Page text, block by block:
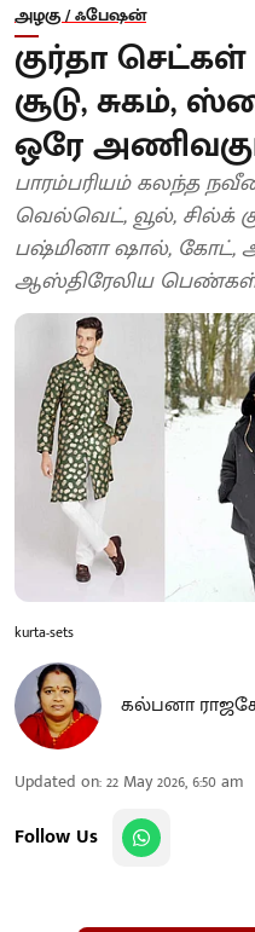
அழகு / ஃபேஷன்
குர்தா செட்கள்
சூடு, சுகம்,
ஒரே
பாரம்பரியம் கலந்த
வெல்வெட், வூல், சில்க்
பஷ்மினா ஷால், கோட்,
ஆஸ்திரேலிய
kurta-sets
கல்பனா
Updated on:22 May 2026, 6:50 am
Follow Us